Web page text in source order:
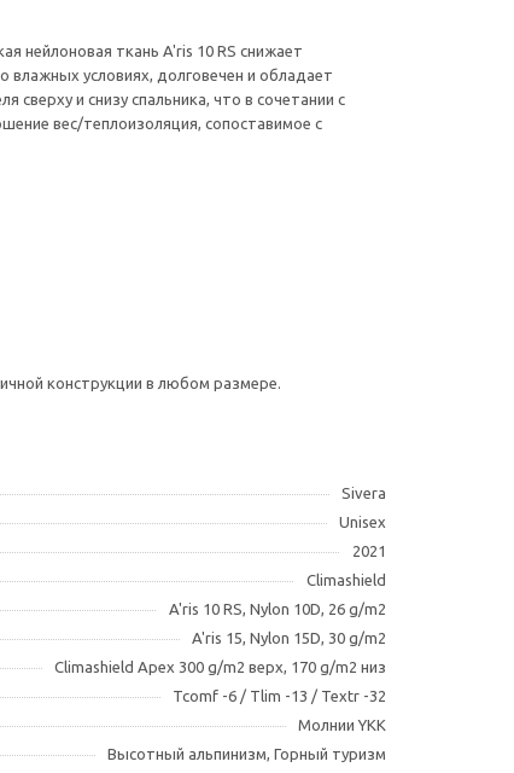
нейлоновая ткань A'ris 10 RS снижает
влажных условиях, долговечен и обладает
и снизу спальника, что в сочетании с
вес/теплоизоляция, сопоставимое с
конструкции в любом размере.
Sivera
Unisex
2021
Climashield
A'ris 10 RS, Nylon 10D, 26 g/m2
A'ris 15, Nylon 15D, 30 g/m2
Climashield Apex 300 g/m2 верх, 170 g/m2 низ
Tcomf -6 / Tlim -13 / Textr -32
Молнии YKK
Высотный альпинизм, Горный туризм